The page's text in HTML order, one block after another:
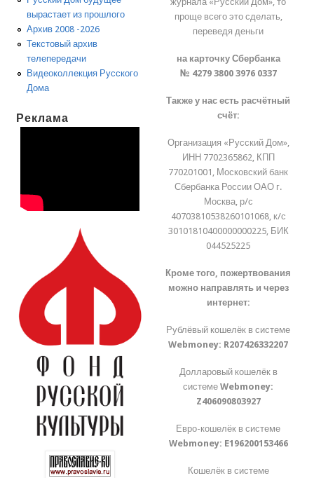
вырастает из прошлого
Архив 2008 -2026
Текстовый архив
телепередачи
Видеоколлекция Русского
Дома
Реклама
проще всего это сделать,
переведя деньги
на карточку Сбербанка
№ 4279 3800 3976 0337
Также у нас есть расчётный
счёт:
Организация «Русский Дом»,
ИНН 7702365862, КПП
770201001, Московский банк
Сбербанка России ОАО г.
Москва, р/с
40703810538260101068, к/с
30101810400000000225, БИК
044525225
Кроме того, пожертвования
можно направлять и через
интернет:
Рублёвый кошелёк в системе
Webmoney: R207426332207
Долларовый кошелёк в
системеWebmoney:
Z406090803927
Евро-кошелёк в системе
Webmoney: E196200153466
Кошелёк в системе